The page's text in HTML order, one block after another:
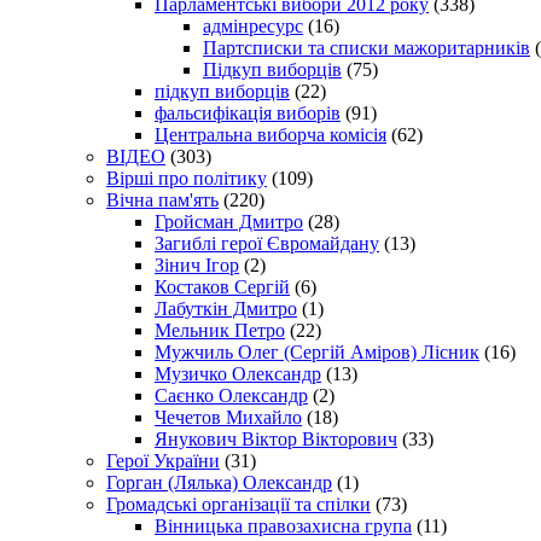
адмінресурс (16)
Партсписки та списки мажоритарників
Підкуп виборців (75)
підкуп виборців (22)
фальсифікація виборів (91)
Центральна виборча комісія (62)
ВІДЕО (303)
Вірші про політику (109)
Вічна пам'ять (220)
Гройсман Дмитро (28)
Загиблі герої Євромайдану (13)
Зінич Ігор (2)
Костаков Сергій (6)
Лабуткін Дмитро (1)
Мельник Петро (22)
Мужчиль Олег (Сергій Аміров) Лісник (16)
Музичко Олександр (13)
Саєнко Олександр (2)
Чечетов Михайло (18)
Янукович Віктор Вікторович (33)
Герої України (31)
Горган (Лялька) Олександр (1)
Громадські організації та спілки (73)
Вінницька правозахисна група (11)